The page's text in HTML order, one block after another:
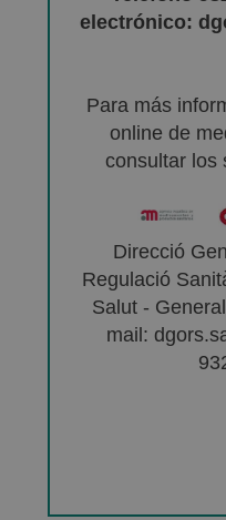
electrónico:
Para más
online de
consultar los
Direcció
Regulació
Salut -
mail: